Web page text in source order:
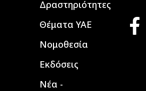
Δραστηριότητες
Θέματα ΥΑΕ
Νομοθεσία
Εκδόσεις
Νέα -